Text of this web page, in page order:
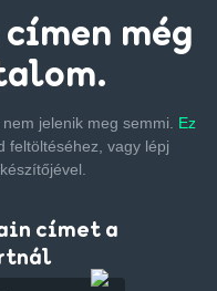
még
jelenik meg semmi. Ez
feltöltéséhez, vagy lépj
címet a